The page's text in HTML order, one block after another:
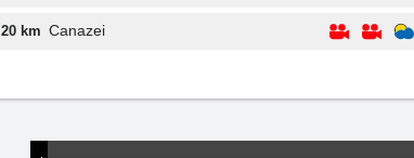
20 km Canazei